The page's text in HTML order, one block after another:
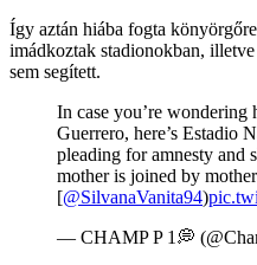
Így aztán hiába fogta
imádkoztak stadionokban, illetve
sem segített.
In case you’re wondering
Guerrero, here’s Estadio
pleading for amnesty and
mother is joined by
[@SilvanaVanita94)
— CHAMP P 1💭